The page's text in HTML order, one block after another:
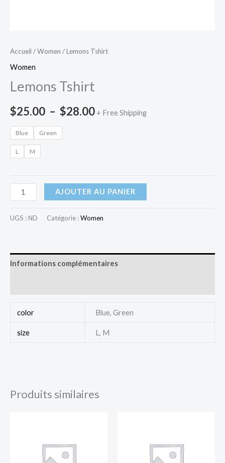
Accueil /Women / Lemons Tshirt
Women
Lemons Tshirt
$25.00 – $28.00 + Free Shipping
Blue Green
L M
AJOUTER AU PANIER
UGS : ND Catégorie :Women
Informations complémentaires
color Blue, Green
size L, M
Produits similaires